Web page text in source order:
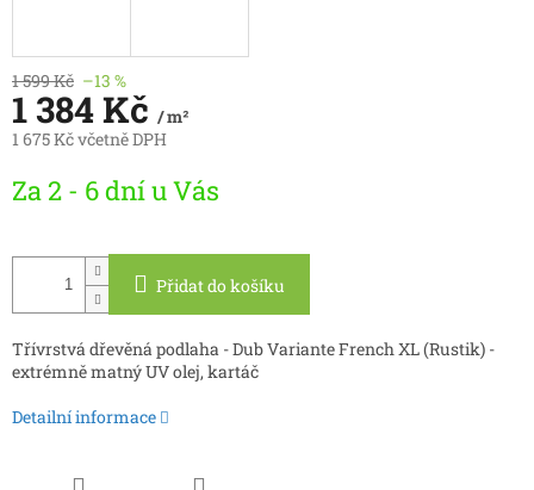
1 599 Kč –13 %
1 384 Kč / m²
1 675 Kč včetně DPH
cena:
Za 2 - 6 dní u Vás
Přidat do košíku
Třívrstvá dřevěná podlaha - Dub Variante French XL (Rustik) -
extrémně matný UV olej, kartáč
Detailní informace